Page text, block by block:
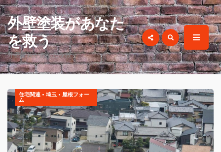
for:
外壁塗装があなた
を救う
外壁塗装があなたを救う
住宅関連 • 埼玉 • 屋根フォー
ム